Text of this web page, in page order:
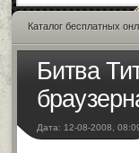
Каталог бесплатных
Битва
Дата: 12-08-2008,